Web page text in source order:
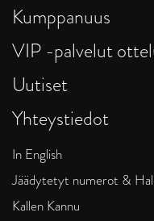
Kumppanuus
VIP -palvelut
Uutiset
Yhteystiedot
In English
Jäädytetyt numerot &
Kallen Kannu